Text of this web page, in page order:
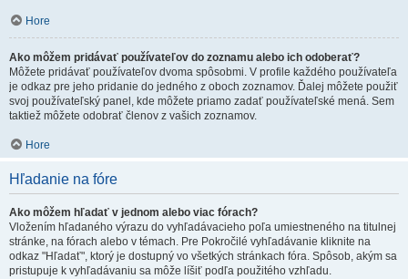
Hore
Ako môžem pridávať používateľov do zoznamu alebo ich odoberať?
Môžete pridávať používateľov dvoma spôsobmi. V profile každého používateľa
je odkaz pre jeho pridanie do jedného z oboch zoznamov. Ďalej môžete použiť
svoj používateľský panel, kde môžete priamo zadať používateľské mená. Sem
taktiež môžete odobrať členov z vašich zoznamov.
Hore
Hľadanie na fóre
Ako môžem hľadať v jednom alebo viac fórach?
Vložením hľadaného výrazu do vyhľadávacieho poľa umiestneného na titulnej
stránke, na fórach alebo v témach. Pre Pokročilé vyhľadávanie kliknite na
odkaz "Hľadať", ktorý je dostupný vo všetkých stránkach fóra. Spôsob, akým sa
pristupuje k vyhľadávaniu sa môže líšiť podľa použitého vzhľadu.